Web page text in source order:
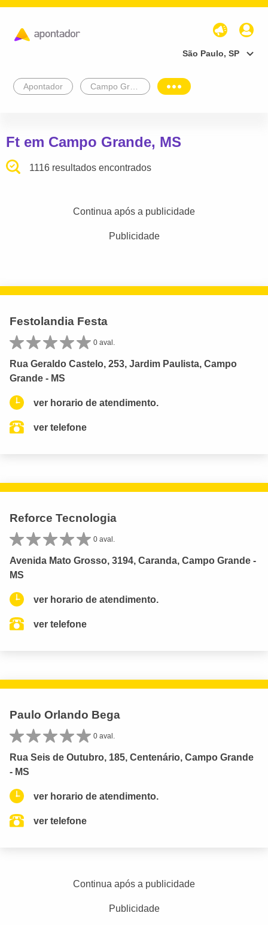
São Paulo, SP
Apontador
Ft em Campo Grande, MS
1116 resultados encontrados
Continua após a publicidade
Publicidade
Festolandia Festa
0 aval.
Rua Geraldo Castelo, 253, Jardim Paulista, Campo
Grande - MS
ver horario de atendimento.
ver telefone
Reforce Tecnologia
0 aval.
Avenida Mato Grosso, 3194, Caranda, Campo Grande -
MS
ver horario de atendimento.
ver telefone
Paulo Orlando Bega
0 aval.
Rua Seis de Outubro, 185, Centenário, Campo Grande
- MS
ver horario de atendimento.
ver telefone
Continua após a publicidade
Publicidade